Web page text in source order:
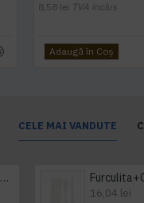
8,58 lei TVA inclus
Adaugă în Coş
CELE MAI VANDUTE
Prosop derulare centrala 1 pliu, 300 m Tork
16,04 lei